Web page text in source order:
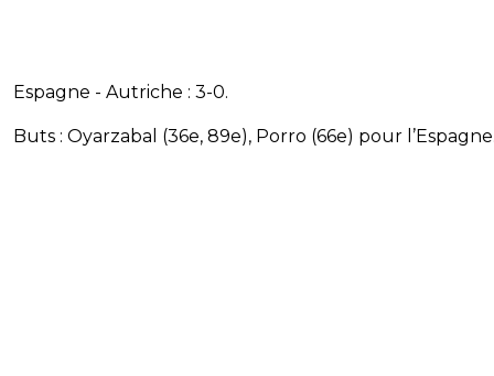
Espagne - Autriche : 3-0.
Buts : Oyarzabal (36e, 89e), Porro (66e) pour